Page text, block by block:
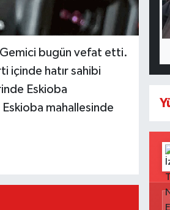
Gemici bugün vefat etti.
içinde hatır sahibi
Eskioba
mahallesinde